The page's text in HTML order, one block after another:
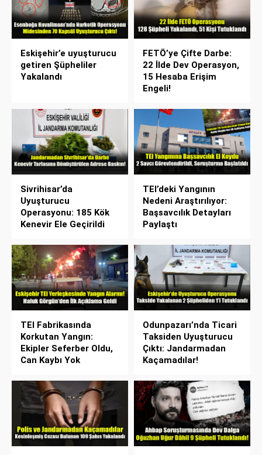
Eskişehir’e uyuşturucu
getiren Şüpheliler
Yakalandı
FETÖ’ye Çifte Darbe:
22 İlde Dev Operasyon,
15 Hesaba Erişim
Engeli!
Sivrihisar’da
Uyuşturucu
Operasyonu: 185 Kök
Kenevir Ele Geçirildi
TEI’deki Yangının
Nedeni Araştırılıyor:
Başsavcılık Detayları
Paylaştı
TEI Fabrikasında
Korkutan Yangın:
Ekipler Seferber Oldu,
Can Kaybı Yok
Odunpazarı’nda Ticari
Taksiden Uyuşturucu
Çıktı: Jandarmadan
Kaçamadılar!